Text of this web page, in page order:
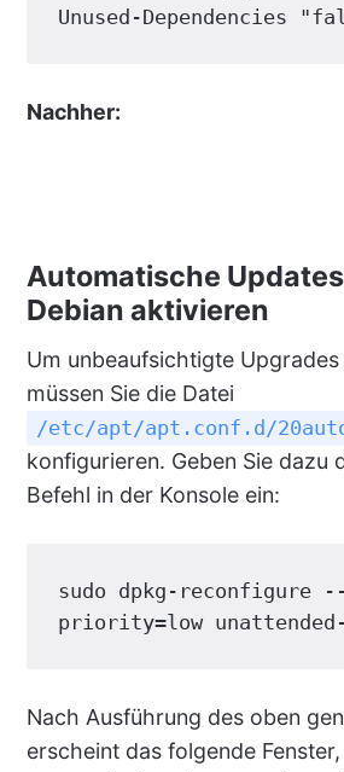
Unused-Dependencies
Nachher:
Automatische
Debian aktivieren
Um unbeaufsichtigte
müssen Sie die Datei
/etc/apt/apt.conf.d/
konfigurieren. Geben Sie dazu
Befehl in der Konsole ein:
sudo dpkg-reconfigure --
priority=low unattended-
Nach Ausführung des oben
erscheint das folgende